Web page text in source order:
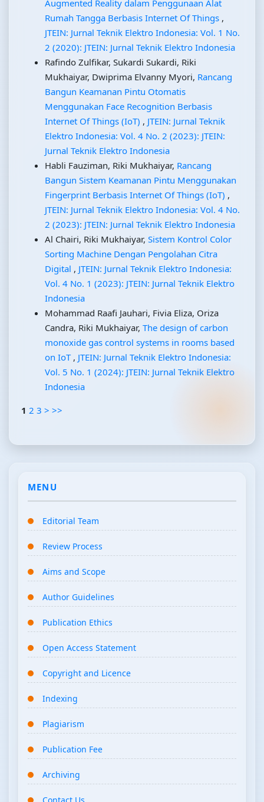
Augmented Reality dalam Penggunaan Alat
Rumah Tangga Berbasis Internet Of Things ,
JTEIN: Jurnal Teknik Elektro Indonesia: Vol. 1 No.
2 (2020): JTEIN: Jurnal Teknik Elektro Indonesia
Rafindo Zulfikar, Sukardi Sukardi, Riki
Mukhaiyar, Dwiprima Elvanny Myori, Rancang
Bangun Keamanan Pintu Otomatis
Menggunakan Face Recognition Berbasis
Internet Of Things (IoT) , JTEIN: Jurnal Teknik
Elektro Indonesia: Vol. 4 No. 2 (2023): JTEIN:
Jurnal Teknik Elektro Indonesia
Habli Fauziman, Riki Mukhaiyar, Rancang
Bangun Sistem Keamanan Pintu Menggunakan
Fingerprint Berbasis Internet Of Things (IoT) ,
JTEIN: Jurnal Teknik Elektro Indonesia: Vol. 4 No.
2 (2023): JTEIN: Jurnal Teknik Elektro Indonesia
Al Chairi, Riki Mukhaiyar, Sistem Kontrol Color
Sorting Machine Dengan Pengolahan Citra
Digital , JTEIN: Jurnal Teknik Elektro Indonesia:
Vol. 4 No. 1 (2023): JTEIN: Jurnal Teknik Elektro
Indonesia
Mohammad Raafi Jauhari, Fivia Eliza, Oriza
Candra, Riki Mukhaiyar, The design of carbon
monoxide gas control systems in rooms based
on IoT , JTEIN: Jurnal Teknik Elektro Indonesia:
Vol. 5 No. 1 (2024): JTEIN: Jurnal Teknik Elektro
Indonesia
1 2 3 > >>
MENU
Editorial Team
Review Process
Aims and Scope
Author Guidelines
Publication Ethics
Open Access Statement
Copyright and Licence
Indexing
Plagiarism
Publication Fee
Archiving
Contact Us